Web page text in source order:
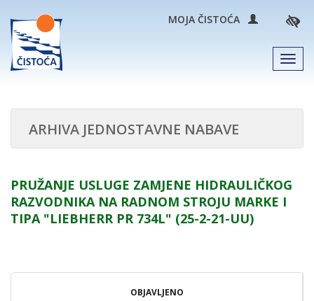
MOJA ČISTOĆA
ARHIVA JEDNOSTAVNE NABAVE
PRUŽANJE USLUGE ZAMJENE HIDRAULIČKOG
RAZVODNIKA NA RADNOM STROJU MARKE I
TIPA "LIEBHERR PR 734L" (25-2-21-UU)
OBJAVLJENO